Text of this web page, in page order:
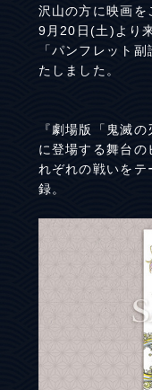
沢山の方に映画を
9月20日(土)より
「パンフレット
たしました。
『劇場版「鬼滅
に登場する舞台
れぞれの戦いをテ
録。